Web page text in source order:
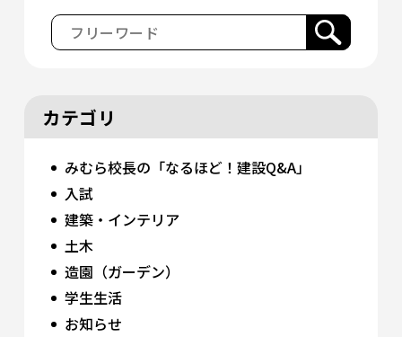
カテゴリ
みむら校長の「なるほど！建設Q&A」
入試
建築・インテリア
土木
造園（ガーデン）
学生生活
お知らせ